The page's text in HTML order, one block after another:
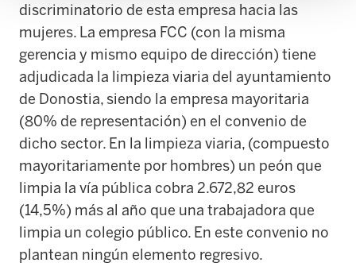
discriminatorio de esta empresa hacia las
mujeres. La empresa FCC (con la misma
gerencia y mismo equipo de dirección) tiene
adjudicada la limpieza viaria del ayuntamiento
de Donostia, siendo la empresa mayoritaria
(80% de representación) en el convenio de
dicho sector. En la limpieza viaria, (compuesto
mayoritariamente por hombres) un peón que
limpia la vía pública cobra 2.672,82 euros
(14,5%) más al año que una trabajadora que
limpia un colegio público. En este convenio no
plantean ningún elemento regresivo.